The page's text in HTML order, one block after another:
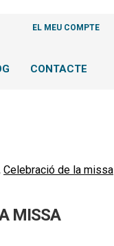
EL MEU COMPTE
CONTACTE
Celebració de la missa
MISSA